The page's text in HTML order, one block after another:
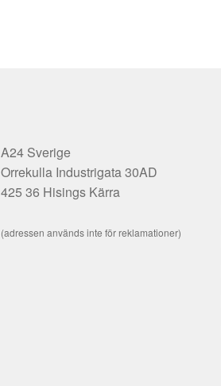
A24 Sverige
Orrekulla Industrigata 30AD
425 36 Hisings Kärra
(adressen används inte för reklamationer)